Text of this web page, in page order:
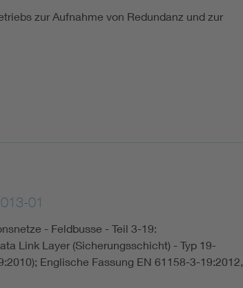
zur Aufnahme von Redundanz und zur
01
- Feldbusse - Teil 3-19:
Link Layer (Sicherungsschicht) - Typ 19-
Englische Fassung EN 61158-3-19:2012,